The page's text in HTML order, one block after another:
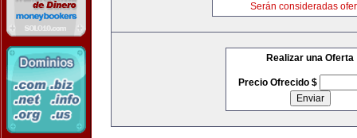
Serán consideradas
Realizar una Oferta
Precio Ofrecido $